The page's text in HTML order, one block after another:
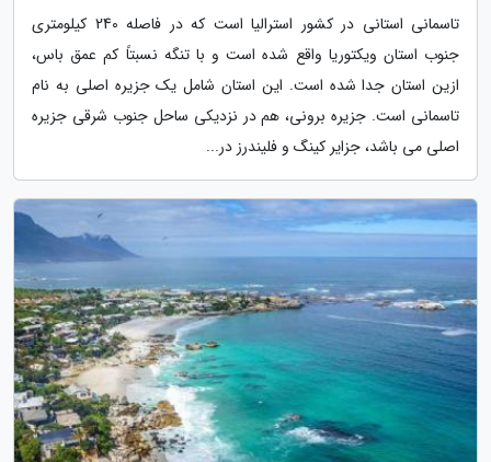
تاسمانی استانی در کشور استرالیا است که در فاصله 240 کیلومتری
جنوب استان ویکتوریا واقع شده است و با تنگه نسبتاً کم عمق باس،
ازین استان جدا شده است. این استان شامل یک جزیره اصلی به نام
تاسمانی است. جزیره برونی، هم در نزدیکی ساحل جنوب شرقی جزیره
اصلی می باشد، جزایر کینگ و فلیندرز در...